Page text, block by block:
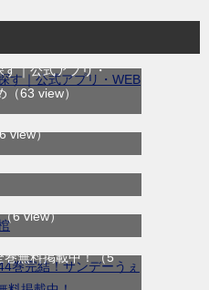
す｜公式アプリ・
（63 view）
ブラウザで無料漫画
view）
新刊第23巻！マンガ
無料配信中！（15
最新刊第2巻！マン
（6 view）
巻完結！サンデーう
巻無料掲載中！（5